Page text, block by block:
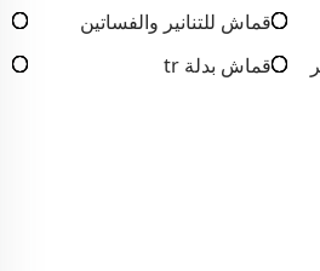
قماش للتنانير والفساتين
قماش بدلة tr